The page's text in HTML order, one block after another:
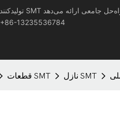
+86-13235536784
قطعات SMT نازل SMT